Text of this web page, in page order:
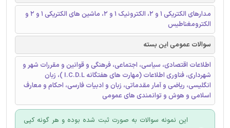
مدارهای الکتریکی ۱ و ۲، الکترونیک ۱ و ۲، ماشین های الکتریکی ۱ و ۲ و
الکترومغناطیس
سوالات عمومی این بسته
اطلاعات اقتصادی، سیاسی، اجتماعی، فرهنگی و قوانین و مقررات شهر و
شهرداری، فناوری اطلاعات (مهارت های هفتگانه I.C.D.L )، زبان
انگلیسی، ریاضی و آمار مقدماتی، زبان و ادبیات فارسی، احکام و معارف
اسلامی و هوش و توانمندی های عمومی
این نمونه سوالات به صورت ثبت شده بوده و هر گونه کپی